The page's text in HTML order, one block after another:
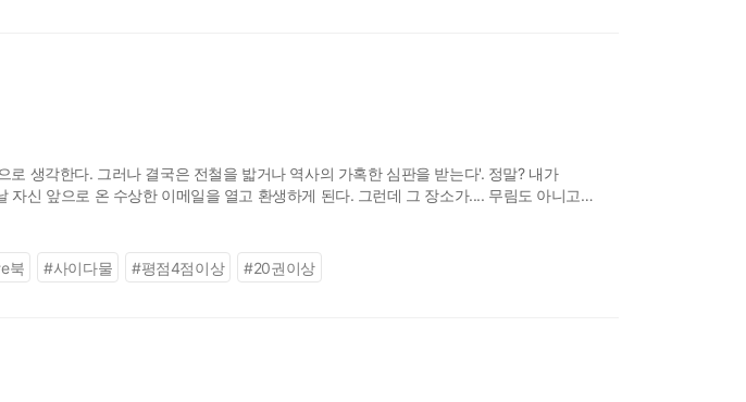
생각한다. 그러나 결국은 전철을 밟거나 역사의 가혹한 심판을 받는다'. 정말? 내가
신 앞으로 온 수상한 이메일을 열고 환생하게 된다. 그런데 그 장소가.... 무림도 아니고
e북 #사이다물 #평점4점이상 #20권이상